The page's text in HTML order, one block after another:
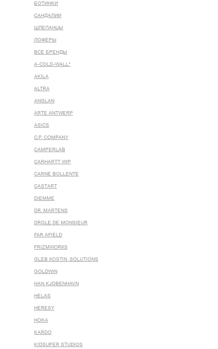
БОТИНКИ
САНДАЛИИ
ШЛЕПАНЦЫ
ЛОФЕРЫ
ВСЕ БРЕНДЫ
A-COLD-WALL*
AKILA
ALTRA
ANGLAN
ARTE ANTWERP
ASICS
C.P. COMPANY
CAMPERLAB
CARHARTT WIP
CARNE BOLLENTE
CASTART
DIEMME
DR. MARTENS
DROLE DE MONSIEUR
FAR AFIELD
FRIZMWORKS
GLEB KOSTIN .SOLUTIONS
GOLDWIN
HAN KJOBENHAVN
HELAS
HERESY
HOKA
KARDO
KIDSUPER STUDIOS